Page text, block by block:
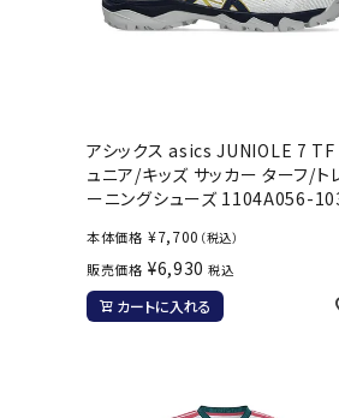
アシックス asics JUNIOLE 7 TF
ュニア/キッズ サッカー ターフ/ト
ーニングシューズ 1104A056-
本体価格 ¥7,700 （税込）
販売価格 ¥6,930 税込
カートに入れる